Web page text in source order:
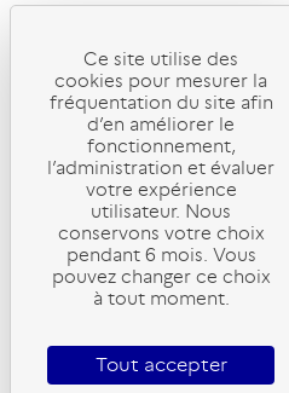
Bâtiments
Changement climatique
Économie circulaire / Déchets
Énergies
Industrie / Production durable
Mobilité / Transports
Société / Politiques publiques
Urbanisme / Territoires / Sols
ADEME Magazine
ADEME Recherche
ADEME International
ADEME Stratégie
Mentions légales
Politique de protection des
Ce site utilise des
cookies pour mesurer la
fréquentation du site afin
d’en améliorer le
fonctionnement,
l’administration et évaluer
votre expérience
utilisateur. Nous
conservons votre choix
pendant 6 mois. Vous
pouvez changer ce choix
à tout moment.
Tout accepter